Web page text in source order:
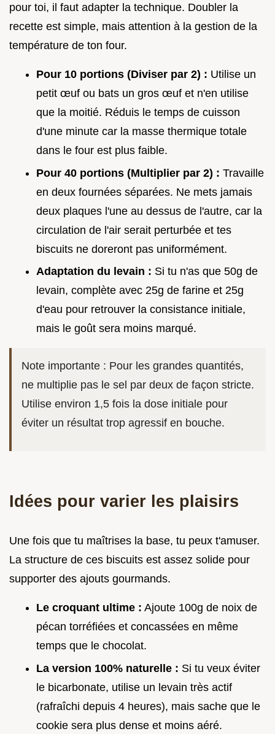
pour toi, il faut adapter la technique. Doubler la
recette est simple, mais attention à la gestion de la
température de ton four.
Pour 10 portions (Diviser par 2) : Utilise un
petit œuf ou bats un gros œuf et n'en utilise
que la moitié. Réduis le temps de cuisson
d'une minute car la masse thermique totale
dans le four est plus faible.
Pour 40 portions (Multiplier par 2) : Travaille
en deux fournées séparées. Ne mets jamais
deux plaques l'une au dessus de l'autre, car la
circulation de l'air serait perturbée et tes
biscuits ne doreront pas uniformément.
Adaptation du levain : Si tu n'as que 50g de
levain, complète avec 25g de farine et 25g
d'eau pour retrouver la consistance initiale,
mais le goût sera moins marqué.
Note importante : Pour les grandes quantités,
ne multiplie pas le sel par deux de façon stricte.
Utilise environ 1,5 fois la dose initiale pour
éviter un résultat trop agressif en bouche.
Idées pour varier les plaisirs
Une fois que tu maîtrises la base, tu peux t'amuser.
La structure de ces biscuits est assez solide pour
supporter des ajouts gourmands.
Le croquant ultime : Ajoute 100g de noix de
pécan torréfiées et concassées en même
temps que le chocolat.
La version 100% naturelle : Si tu veux éviter
le bicarbonate, utilise un levain très actif
(rafraîchi depuis 4 heures), mais sache que le
cookie sera plus dense et moins aéré.